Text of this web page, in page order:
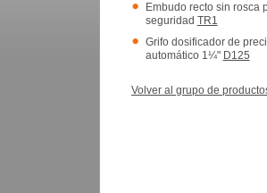
Embudo recto sin rosca
seguridad TR1
Grifo dosificador de
automático 1¼" D125
Volver al grupo de